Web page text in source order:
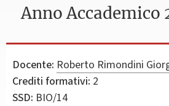
Anno Accademico
Docente: Roberto Rimondini
Crediti formativi: 2
SSD: BIO/14